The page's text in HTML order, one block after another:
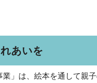
あいを
業」は、絵本を通して親